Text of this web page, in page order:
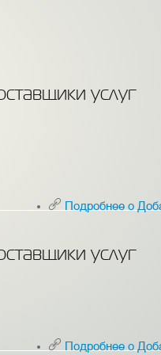
услуг
Подробнее о
услуг
Подробнее о